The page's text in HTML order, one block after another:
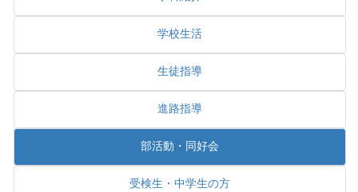
学校生活
生徒指導
進路指導
部活動・同好会
受検生・中学生の方